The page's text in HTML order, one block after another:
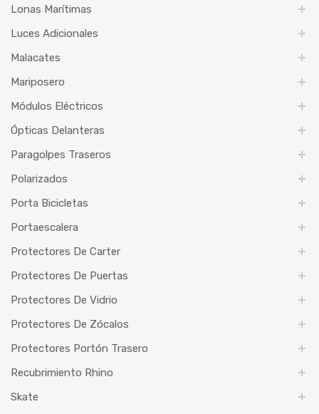
Lonas Marítimas
Luces Adicionales
Malacates
Mariposero
Módulos Eléctricos
Ópticas Delanteras
Paragolpes Traseros
Polarizados
Porta Bicicletas
Portaescalera
Protectores De Carter
Protectores De Puertas
Protectores De Vidrio
Protectores De Zócalos
Protectores Portón Trasero
Recubrimiento Rhino
Skate